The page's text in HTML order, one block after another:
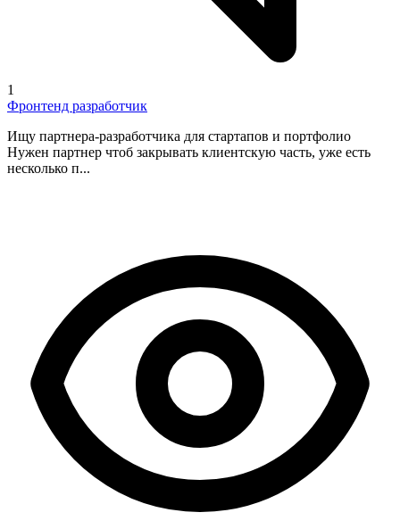
1
Фронтенд разработчик
Ищу партнера-разработчика для стартапов и портфолио
Нужен партнер чтоб закрывать клиентскую часть, уже есть
несколько п...